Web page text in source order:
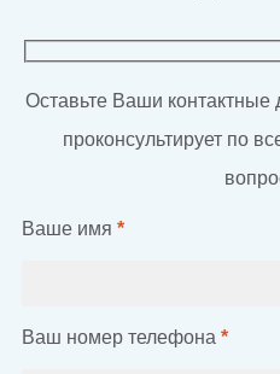
Оставьте Ваши
проконсультирует по
Ваше имя *
Ваш номер телефона *